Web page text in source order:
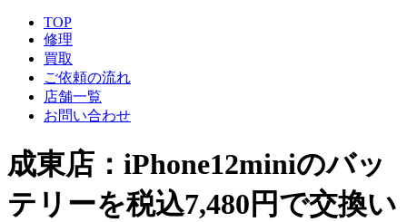
TOP
修理
買取
ご依頼の流れ
店舗一覧
お問い合わせ
成東店：iPhone12miniのバッ
テリーを税込7,480円で交換い